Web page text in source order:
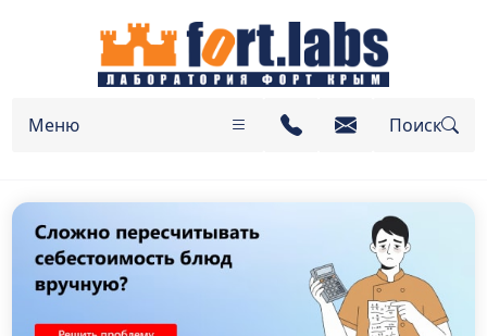
Меню Поиск